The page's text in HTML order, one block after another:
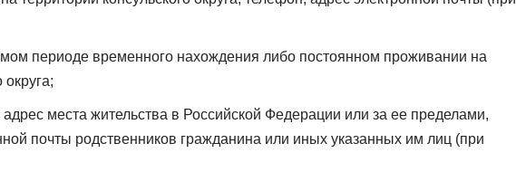
периоде временного нахождения либо постоянном проживании на
округа;
места жительства в Российской Федерации или за ее пределами,
почты родственников гражданина или иных указанных им лиц (при